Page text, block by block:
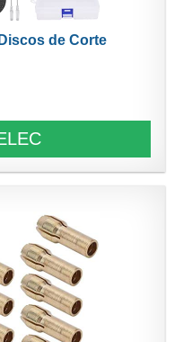
de Corte